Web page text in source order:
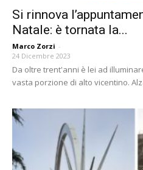
Si rinnova
Natale: è tornata la...
Marco Zorzi -
24 Dicembre 2023
Da oltre trent'anni è lei ad
vasta porzione di alto vicentino.